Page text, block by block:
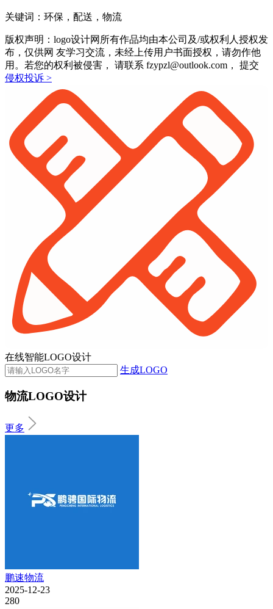
关键词：环保，配送，物流
版权声明：logo设计网所有作品均由本公司及/或权利人授权发
布，仅供网 友学习交流，未经上传用户书面授权，请勿作他
用。若您的权利被侵害， 请联系 fzypzl@outlook.com， 提交
侵权投诉 >
在线智能LOGO设计
生成LOGO
物流LOGO设计
更多
鹏速物流
2025-12-23
280